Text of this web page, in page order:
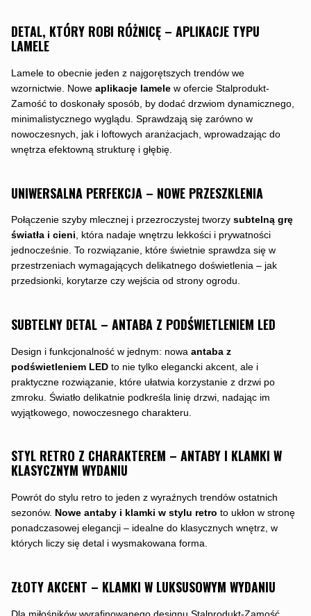
DETAL, KTÓRY ROBI RÓŻNICĘ – APLIKACJE TYPU
LAMELE
Lamele to obecnie jeden z najgorętszych trendów we
wzornictwie. Nowe aplikacje lamelew ofercie Stalprodukt-
Zamość to doskonały sposób, by dodać drzwiom dynamicznego,
minimalistycznego wyglądu. Sprawdzają się zarówno w
nowoczesnych, jak i loftowych aranżacjach, wprowadzając do
wnętrza efektowną strukturę i głębię.
UNIWERSALNA PERFEKCJA – NOWE PRZESZKLENIA
Połączenie szyby mlecznej i przezroczystej tworzy subtelną grę
światła i cieni, która nadaje wnętrzu lekkości i prywatności
jednocześnie. To rozwiązanie, które świetnie sprawdza się w
przestrzeniach wymagających delikatnego doświetlenia – jak
przedsionki, korytarze czy wejścia od strony ogrodu.
SUBTELNY DETAL – ANTABA Z PODŚWIETLENIEM LED
Design i funkcjonalność w jednym: nowa antaba z
podświetleniem LEDto nie tylko elegancki akcent, ale i
praktyczne rozwiązanie, które ułatwia korzystanie z drzwi po
zmroku. Światło delikatnie podkreśla linię drzwi, nadając im
wyjątkowego, nowoczesnego charakteru.
STYL RETRO Z CHARAKTEREM – ANTABY I KLAMKI W
KLASYCZNYM WYDANIU
Powrót do stylu retro to jeden z wyraźnych trendów ostatnich
sezonów. Nowe antaby i klamki w stylu retro to ukłon w stronę
ponadczasowej elegancji – idealne do klasycznych wnętrz, w
których liczy się detal i wysmakowana forma.
ZŁOTY AKCENT – KLAMKI W LUKSUSOWYM WYDANIU